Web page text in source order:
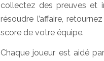
collectez des preuves et
résoudre l’affaire,
score de votre équipe.
Chaque joueur est aidé